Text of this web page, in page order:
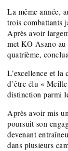
La même année,
trois combattants
Après avoir
met KO Asano
quatrième,
L’excellence et la
d’être élu «
distinction parmi
Après avoir mis
poursuit son
devenant
dans plusieurs